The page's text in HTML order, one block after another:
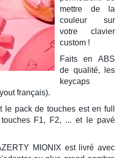
mettre de la
couleur sur
votre clavier
custom !
Faits en ABS
de qualité, les
keycaps
français).
le pack de touches est en full
F1, F2, ... et le pavé
MIONIX est livré avec